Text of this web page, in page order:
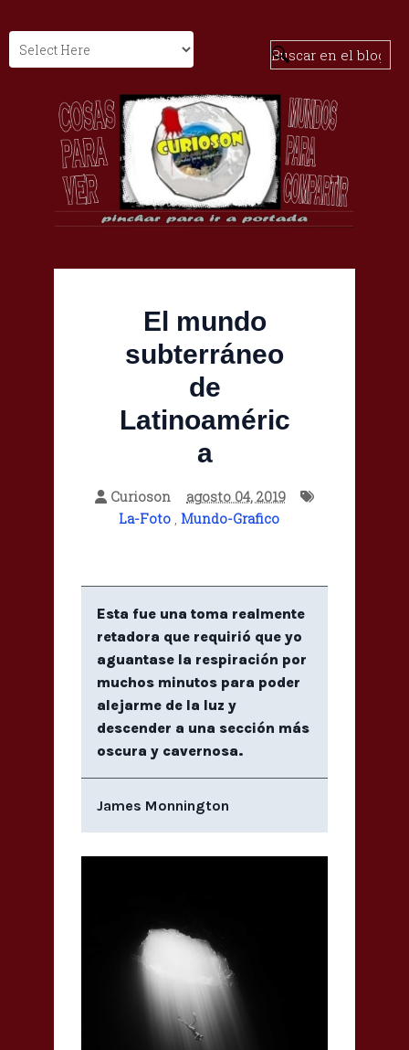
El mundo
subterráneo
de
Latinoaméric
a
Curioson
agosto 04, 2019
La-Foto , Mundo-Grafico
Esta fue una toma realmente
retadora que requirió que yo
aguantase la respiración por
muchos minutos para poder
alejarme de la luz y
descender a una sección más
oscura y cavernosa.
James Monnington